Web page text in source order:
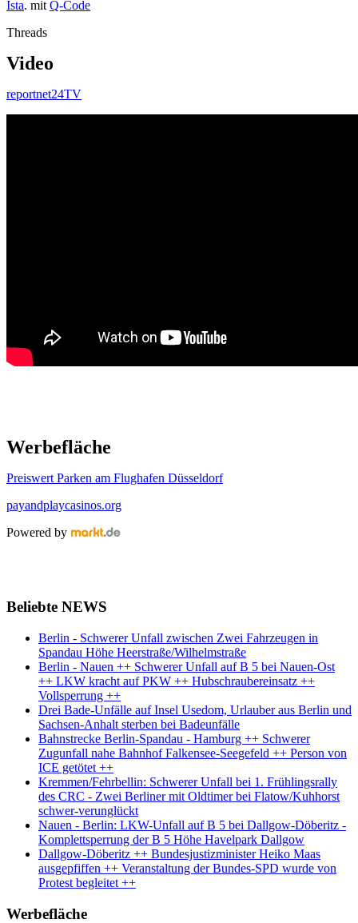
Ista. mit Q-Code
Threads
Video
reportnet24TV
Werbefläche
Preiswert Parken am Flughafen Düsseldorf
payandplaycasinos.org
Powered by
Beliebte NEWS
Berlin - Schwerer Unfall zwischen Zwei Fahrzeugen in
Spandau Höhe Heerstraße/Wilhelmstraße
Berlin - Nauen ++ Schwerer Unfall auf B 5 bei Nauen-Ost
++ LKW kracht auf PKW ++ Hubschraubereinsatz ++
Vollsperrung ++
Drei Bade-Unfälle auf Insel Usedom, Urlauber aus Berlin und
Sachsen-Anhalt sterben bei Badeunfälle
Bahnstrecke Berlin-Spandau - Hamburg ++ Schwerer
Zugunfall nahe Bahnhof Falkensee-Seegefeld ++ Person von
ICE getötet ++
Kremmen/Fehrbellin: Schwerer Unfall bei 1. Frühlingsrally
des CRC - Zwei Berliner mit Oldtimer bei Flatow/Kuhhorst
schwer-verunglückt
Nauen - Berlin: LKW-Unfall auf B 5 bei Dallgow-Döberitz -
Komplettsperrung der B 5 Höhe Havelpark Dallgow
Dallgow-Döberitz ++ Bundesjustizminister Heiko Maas
ausgepfiffen ++ Veranstaltung der Bundes-SPD wurde von
Protest begleitet ++
Werbefläche